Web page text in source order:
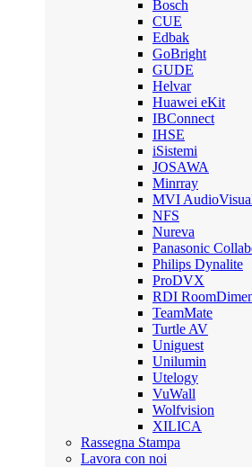
Bosch
CUE
Edbak
GoBright
GUDE
Helvar
Huawei eKit
IBConnect
IHSE
iSistemi
JOSAWA
Minrray
MVI
NFS
Nureva
Panasonic
Philips Dynalite
ProDVX
RDI
TeamMate
Turtle AV
Uniguest
Unilumin
Utelogy
VuWall
Wolfvision
XILICA
Rassegna Stampa
Lavora con noi